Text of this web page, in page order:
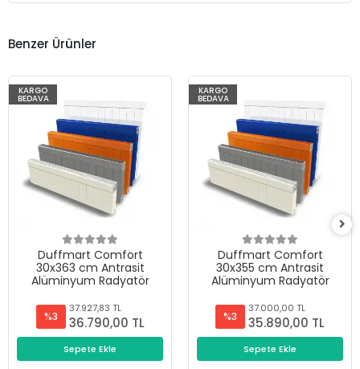
Benzer Ürünler
KARGO
BEDAVA
Duffmart Comfort
30x363 cm Antrasit
Alüminyum Radyatör
%3
37.927,83 TL
36.790,00 TL
Sepete Ekle
KARGO
BEDAVA
Duffmart Comfort
30x355 cm Antrasit
Alüminyum Radyatör
%3
37.000,00 TL
35.890,00 TL
Sepete Ekle